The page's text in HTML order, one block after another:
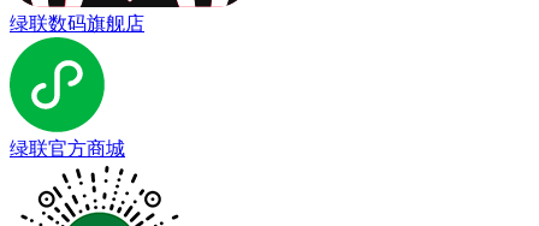
绿联数码旗舰店
绿联官方商城